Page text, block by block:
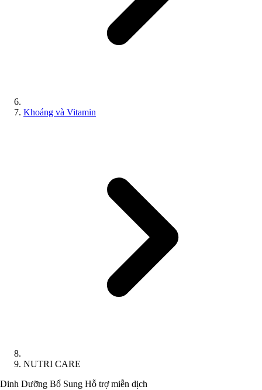
Khoáng và Vitamin
NUTRI CARE
Dinh Dưỡng Bổ Sung Hỗ trợ miễn dịch